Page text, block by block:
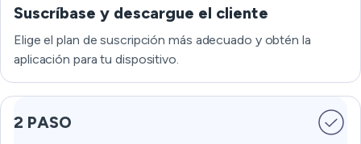
Suscríbase y descargue el cliente
Elige el plan de suscripción más adecuado y obtén la
aplicación para tu dispositivo.
2 PASO